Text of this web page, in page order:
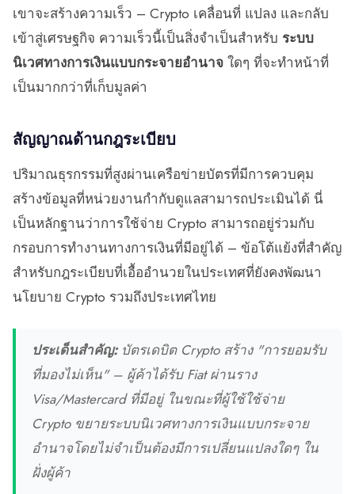
เขาจะสร้างความเร็ว – Crypto เคลื่อนที่ แปลง และกลับ
เข้าสู่เศรษฐกิจ ความเร็วนี้เป็นสิ่งจำเป็นสำหรับ ระบบ
นิเวศทางการเงินแบบกระจายอำนาจ ใดๆ ที่จะทำหน้าที่
เป็นมากกว่าที่เก็บมูลค่า
สัญญาณด้านกฎระเบียบ
ปริมาณธุรกรรมที่สูงผ่านเครือข่ายบัตรที่มีการควบคุม
สร้างข้อมูลที่หน่วยงานกำกับดูแลสามารถประเมินได้ นี่
เป็นหลักฐานว่าการใช้จ่าย Crypto สามารถอยู่ร่วมกับ
กรอบการทำงานทางการเงินที่มีอยู่ได้ – ข้อโต้แย้งที่สำคัญ
สำหรับกฎระเบียบที่เอื้ออำนวยในประเทศที่ยังคงพัฒนา
นโยบาย Crypto รวมถึงประเทศไทย
ประเด็นสำคัญ:บัตรเดบิต Crypto สร้าง "การยอมรับ
ที่มองไม่เห็น" – ผู้ค้าได้รับ Fiat ผ่านราง
Visa/Mastercard ที่มีอยู่ ในขณะที่ผู้ใช้ใช้จ่าย
Crypto ขยายระบบนิเวศทางการเงินแบบกระจาย
อำนาจโดยไม่จำเป็นต้องมีการเปลี่ยนแปลงใดๆ ใน
ฝั่งผู้ค้า